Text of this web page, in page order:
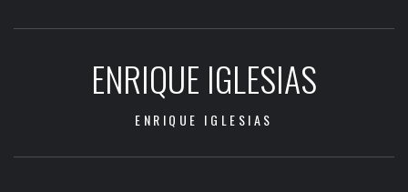
ENRIQUE IGLESIAS
ENRIQUE IGLESIAS